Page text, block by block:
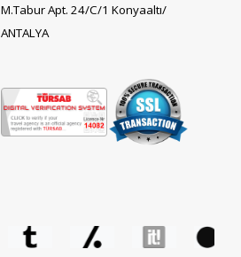
M.Tabur Apt. 24/C/1 Konyaaltı/
ANTALYA